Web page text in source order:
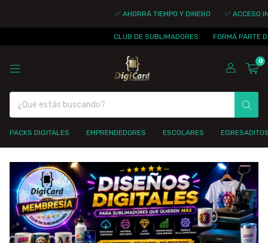
✅ AHORRÁ TIEMPO Y DINERO ✅ ACCESO
CLUB DE SUBLIMADORES FORMÁ PARTE DE LA
0
PACKS DIGITALES EMPRENDEDORES ESCOLARES